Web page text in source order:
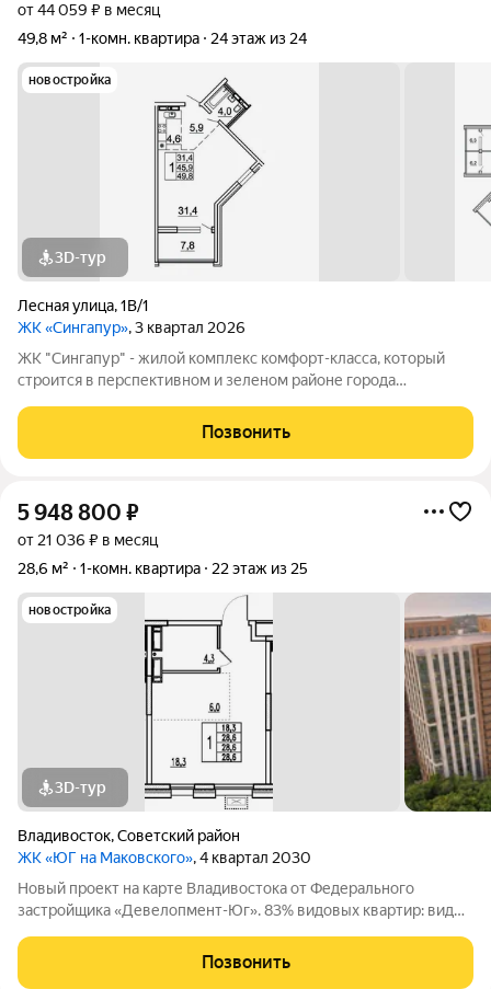
от 44 059 ₽ в месяц
49,8 м²
1-комн. квартира 24 этаж из 24
новостройка
3D-тур
Лесная улица,1В/1
ЖК «Сингапур», 3 квартал 2026
ЖК "Сингапур" - жилой комплекс комфорт-класса, который
строится в перспективном и зеленом районе города
домов, объединенных общим стилобатом, и двух этажей
подземного паркинга на 298
Позвонить
5 948 800 ₽
от 21 036 ₽ в месяц
28,6 м²
1-комн. квартира 22 этаж из 25
новостройка
3D-тур
Владивосток,Советский район
ЖК «ЮГ на Маковского», 4 квартал 2030
Новый проект на карте Владивостока от Федерального
застройщика «Девелопмент-Юг». 83% видовых квартир: виды
массива, двор с прогулочным бульваром, смотровой
площадкой, спортивными зонами,
Позвонить